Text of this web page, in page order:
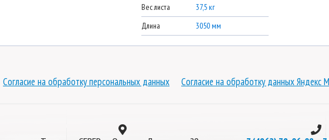
Вес листа
37,5 кг
Длина
3050 мм
Согласие на обработку персональных данных Согласие на обработку данных Яндекс